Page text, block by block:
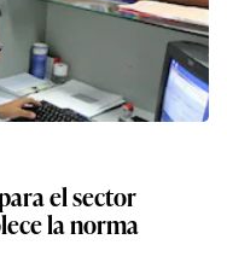
el sector
la norma